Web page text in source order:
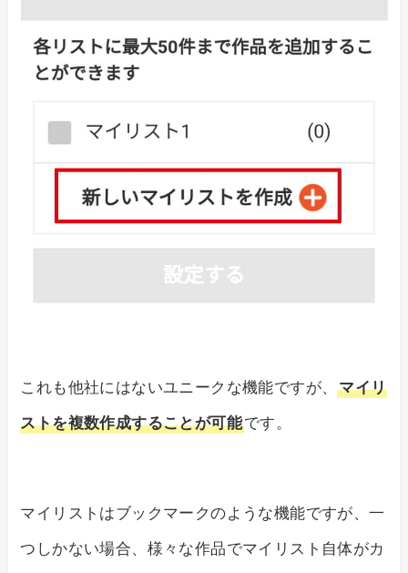
これも他社にはないユニークな機能ですが、マイリ
ストを複数作成することが可能です。
マイリストはブックマークのような機能ですが、一
つしかない場合、様々な作品でマイリスト自体がカ